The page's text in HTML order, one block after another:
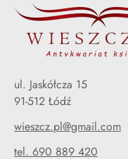
ul. Jaskółcza 15
91-512 Łódź
wieszcz.pl@gmail.com
tel. 690 889 420